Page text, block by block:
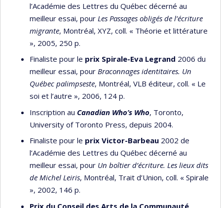
l’Académie des Lettres du Québec décerné au
meilleur essai, pour Les Passages obligés de l’écriture
migrante, Montréal, XYZ, coll. « Théorie et littérature
», 2005, 250 p.
Finaliste pour le prix Spirale-Eva Legrand 2006 du
meilleur essai, pour Braconnages identitaires. Un
Québec palimpseste, Montréal, VLB éditeur, coll. « Le
soi et l’autre », 2006, 124 p.
Inscription au Canadian Who’s Who, Toronto,
University of Toronto Press, depuis 2004.
Finaliste pour le prix Victor-Barbeau 2002 de
l’Académie des Lettres du Québec décerné au
meilleur essai, pour Un boîtier d’écriture. Les lieux dits
de Michel Leiris, Montréal, Trait d’Union, coll. « Spirale
», 2002, 146 p.
Prix du Conseil des Arts de la Communauté